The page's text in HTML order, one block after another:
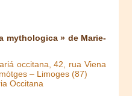
mythologica » de Marie-
occitana, 42, rua Viena
– Limoges (87)
Occitana